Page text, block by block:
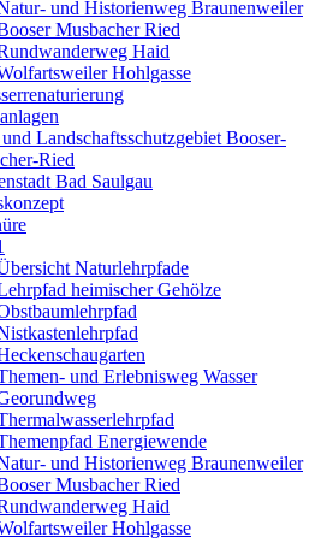
und Historienweg Braunenweiler
Musbacher Ried
Haid
Hohlgasse
Landschaftsschutzgebiet Booser-
Ried
Bad Saulgau
Naturlehrpfade
heimischer Gehölze
und Erlebnisweg Wasser
Energiewende
und Historienweg Braunenweiler
Musbacher Ried
Haid
Hohlgasse